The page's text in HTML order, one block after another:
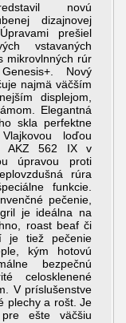
novú
dizajnovej
prešiel
vstavaných
mikrovlnných rúr
Nový
najmä väčším
displejom,
Elegantná
skla perfektne
loďou
AKZ 562 IX v
úpravou proti
rúra
funkcie.
pečenie,
je ideálna na
roast beaf či
je tiež pečenie
kým hotovú
bezpečnú
celosklenené
V príslušenstve
plechy a rošt. Je
ešte väčšiu